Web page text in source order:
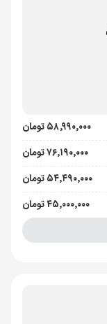
۵۸٬۹۹۰٬۰۰۰ تومان
۷۶٬۱۹۰٬۰۰۰ تومان
۵۴٬۴۹۰٬۰۰۰ تومان
۴۵٬۰۰۰٬۰۰۰ تومان